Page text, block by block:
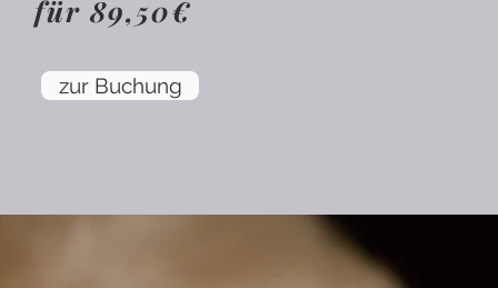
für 89,50€
zur Buchung